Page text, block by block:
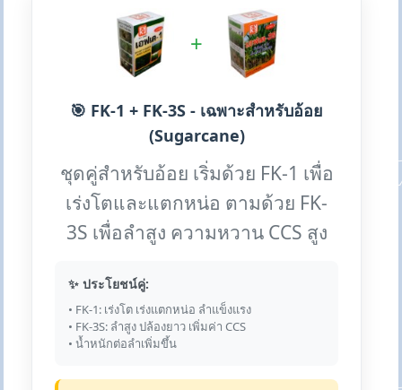
+
🎯 FK-1 + FK-3S - เฉพาะสำหรับอ้อย
(Sugarcane)
ชุดคู่สำหรับอ้อย เริ่มด้วย FK-1 เพื่อ
เร่งโตและแตกหน่อ ตามด้วย FK-
3S เพื่อลำสูง ความหวาน CCS สูง
✨ ประโยชน์คู่:
• FK-1: เร่งโต เร่งแตกหน่อ ลำแข็งแรง
• FK-3S: ลำสูง ปล้องยาว เพิ่มค่า CCS
• น้ำหนักต่อลำเพิ่มขึ้น